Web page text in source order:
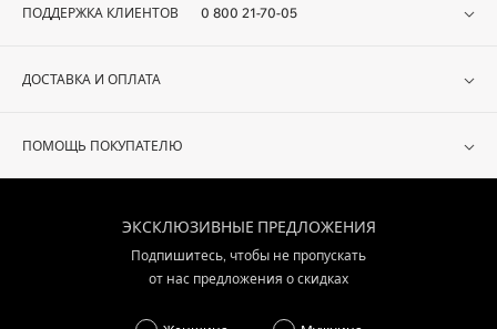
ПОДДЕРЖКА КЛИЕНТОВ 0 800 21-70-05
ДОСТАВКА И ОПЛАТА
ПОМОЩЬ ПОКУПАТЕЛЮ
ЭКСКЛЮЗИВНЫЕ ПРЕДЛОЖЕНИЯ
Подпишитесь, чтобы не пропускать
от нас предложения о скидках